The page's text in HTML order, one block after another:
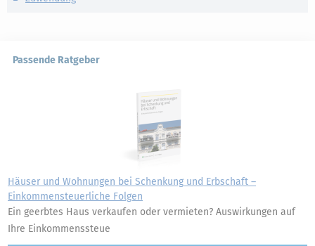
Passende Ratgeber
Häuser und Wohnungen bei Schenkung und Erbschaft –
Einkommensteuerliche Folgen
Ein geerbtes Haus verkaufen oder vermieten? Auswirkungen auf
Ihre Einkommenssteue